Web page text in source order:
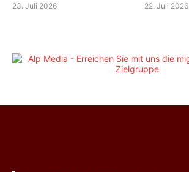
23. Juli 2026 22. Juli 2026